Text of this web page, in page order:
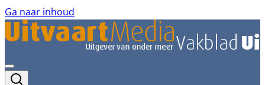
Ga naar inhoud